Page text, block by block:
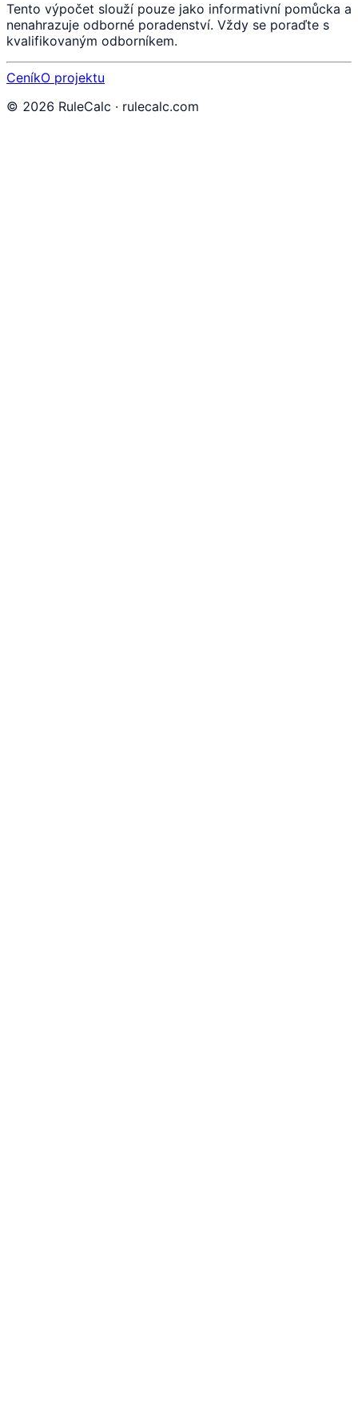
Tento výpočet slouží pouze jako informativní pomůcka a
nenahrazuje odborné poradenství. Vždy se poraďte s
kvalifikovaným odborníkem.
CeníkO projektu
© 2026 RuleCalc · rulecalc.com